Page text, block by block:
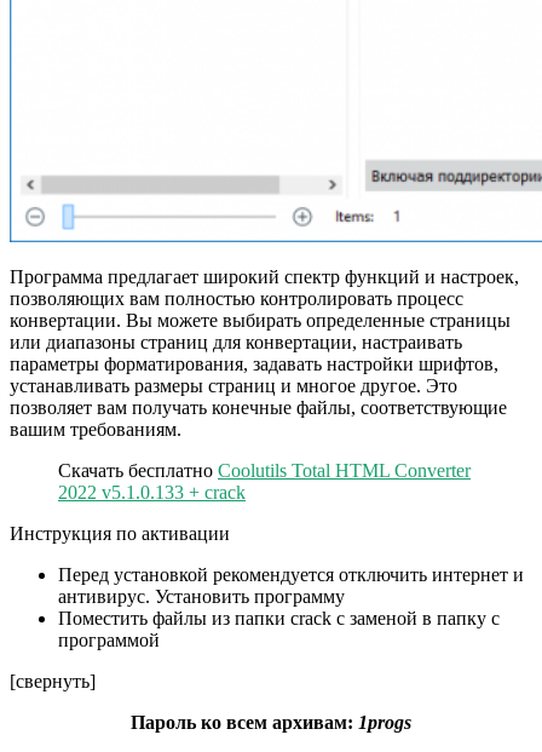
Программа предлагает широкий спектр функций и настроек,
позволяющих вам полностью контролировать процесс
конвертации. Вы можете выбирать определенные страницы
или диапазоны страниц для конвертации, настраивать
параметры форматирования, задавать настройки шрифтов,
устанавливать размеры страниц и многое другое. Это
позволяет вам получать конечные файлы, соответствующие
вашим требованиям.
Скачать бесплатно Coolutils Total HTML Converter
2022 v5.1.0.133 + crack
Инструкция по активации
Перед установкой рекомендуется отключить интернет и
антивирус. Установить программу
Поместить файлы из папки crack с заменой в папку с
программой
[свернуть]
Пароль ко всем архивам: 1progs